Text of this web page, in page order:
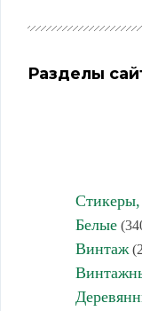
Разделы
Белые
Винтаж